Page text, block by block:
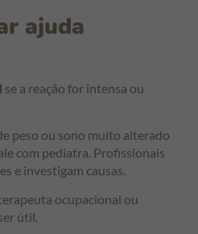
ajuda
se a reação for intensa ou
peso ou sono muito alterado
com pediatra. Profissionais
e investigam causas.
ocupacional ou
útil.